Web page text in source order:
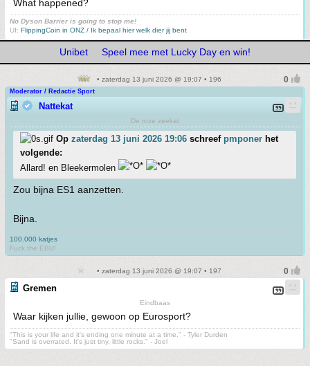
What happened?
No Dyson Barrier is going to stop me!
UI: FlippingCoin in ONZ / Ik bepaal hier welk dier jij bent
Unibet Speel mee met Lucky Day en win!
• zaterdag 13 juni 2026 @ 19:07 • 196
Moderator / Redactie Sport
Nattekat
De roze zeekat
Op zaterdag 13 juni 2026 19:06 schreef pmponer het
volgende:
Allard! en Bleekermolen
Zou bijna ES1 aanzetten.
Bijna.
100.000 katjes
Fuck the EBU!
• zaterdag 13 juni 2026 @ 19:07 • 197
Gremen
Eindbaas
Waar kijken jullie, gewoon op Eurosport?
"This is your life and it's ending one minute at a time." - Tyler Durden
"Sand is overrated. It's just tiny, little rocks." - Joel